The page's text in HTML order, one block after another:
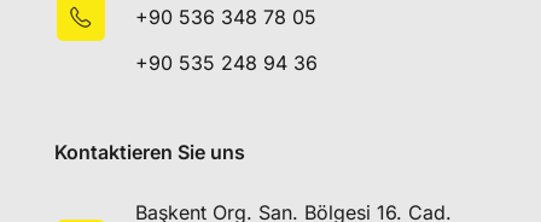
+90 536 348 78 05
+90 535 248 94 36
Kontaktieren Sie uns
Başkent Org. San. Bölgesi 16. Cad.